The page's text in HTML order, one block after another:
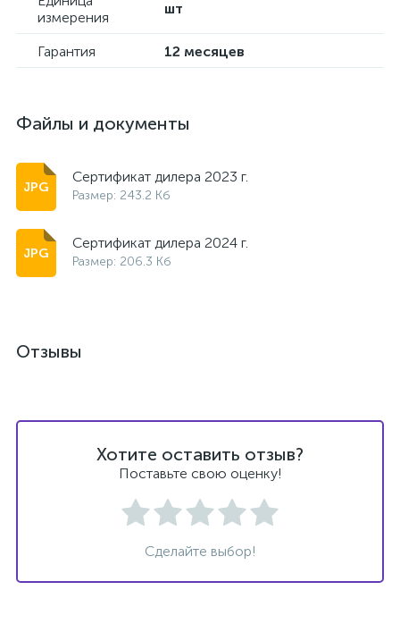
измерения
шт
Гарантия 12 месяцев
Файлы и документы
Сертификат дилера 2023 г.
Размер: 243.2 Кб
Сертификат дилера 2024 г.
Размер: 206.3 Кб
Отзывы
Хотите оставить отзыв?
Поставьте свою оценку!
Сделайте выбор!